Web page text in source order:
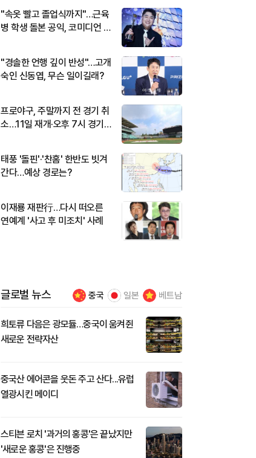
"속옷 빨고 졸업식까지"…근육
병 학생 돌본 공익, 코미디언 김
"경솔한 언행 깊이 반성"…고개
숙인 신동엽, 무슨 일이길래?
프로야구, 주말까지 전 경기 취
소…11일 재개·오후 7시 경기
태풍 '돌핀'·'찬홈' 한반도 빗겨
간다…예상 경로는?
이재룡 재판行…다시 떠오른
연예계 '사고 후 미조치' 사례
글로벌 뉴스 중국 일본 베트남
희토류 다음은 광모듈…중국이 움켜쥔
새로운 전략자산
중국산 에어콘을 웃돈 주고 산다...유럽
열광시킨 메이디
스티븐 로치 '과거의 홍콩'은 끝났지만
'새로운 홍콩'은 진행중